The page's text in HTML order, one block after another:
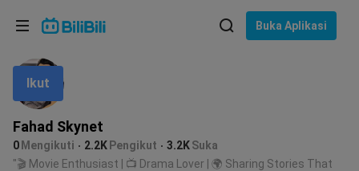
Buka Aplikasi
Fahad Skynet
0 Mengikuti 2.2K Pengikut 3.2KSuka
Ikut
"🎬 Movie Enthusiast | 📺 Drama Lover | 🌍 Sharing Stories That
Bahasa: Bahasa Melayu
In
Pilih bahasa
English
ภาษาไทย
Tiếng Việt